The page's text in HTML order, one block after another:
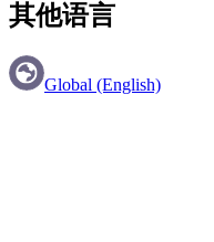
其他语言
Global (English)